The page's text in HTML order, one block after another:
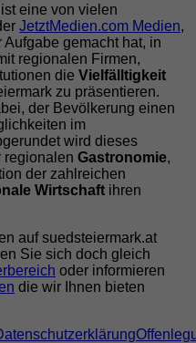
eine von vielen
JetztMedien.com Medien,
gemacht hat, in
regionalen Firmen,
die Vielfälltigkeit
zu präsentieren.
der Bevölkerung einen
im
wird dieses
regionalen Gastronomie,
der zahlreichen
Wirtschaft ihren
auf suedsteiermark.at
Sie sich doch gleich
oder informieren
die wir Ihnen bieten